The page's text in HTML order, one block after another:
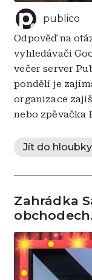
publico
Odpověď na
vyhledávači
večer server
pondělí je
organizace
nebo zpěvačka
Jít do
Zahrádka